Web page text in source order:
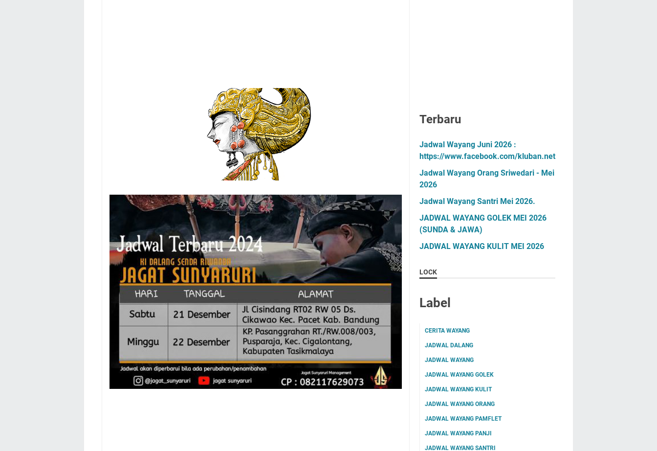
Terbaru
Jadwal Wayang Juni 2026 :
https://www.facebook.com/kluban.net
Jadwal Wayang Orang Sriwedari - Mei
2026
Jadwal Wayang Santri Mei 2026.
JADWAL WAYANG GOLEK MEI 2026
(SUNDA & JAWA)
JADWAL WAYANG KULIT MEI 2026
LOCK
Label
CERITA WAYANG
JADWAL DALANG
JADWAL WAYANG
JADWAL WAYANG GOLEK
JADWAL WAYANG KULIT
JADWAL WAYANG ORANG
JADWAL WAYANG PAMFLET
JADWAL WAYANG PANJI
JADWAL WAYANG SANTRI